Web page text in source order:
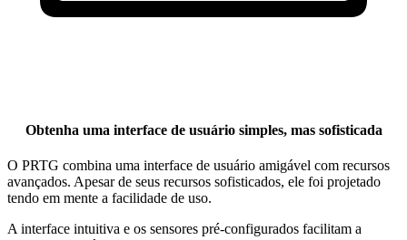
Obtenha uma interface de usuário simples, mas sofisticada
O PRTG combina uma interface de usuário amigável com recursos
avançados. Apesar de seus recursos sofisticados, ele foi projetado
tendo em mente a facilidade de uso.
A interface intuitiva e os sensores pré-configurados facilitam a